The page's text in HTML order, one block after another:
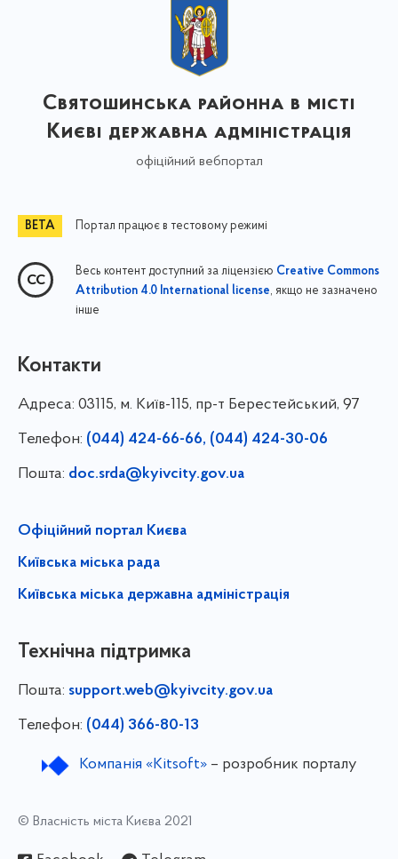
Святошинська районна в місті
Києві державна адміністрація
офіційний вебпортал
Портал працює в тестовому режимі
Весь контент доступний за ліцензією Creative Commons
Attribution 4.0 International license, якщо не зазначено
інше
Контакти
Адреса: 03115, м. Київ-115, пр-т Берестейський, 97
Телефон: (044) 424-66-66, (044) 424-30-06
Пошта: doc.srda@kyivcity.gov.ua
Офіційний портал Києва
Київська міська рада
Київська міська державна адміністрація
Технічна підтримка
Пошта: support.web@kyivcity.gov.ua
Телефон: (044) 366-80-13
Компанія «Kitsoft»– розробник порталу
© Власність міста Києва 2021